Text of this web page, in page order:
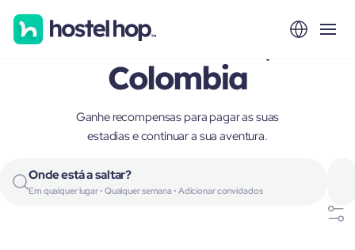
Villavicencio,
Colombia
Ganhe recompensas para pagar as suas
estadias e continuar a sua aventura.
Onde está a saltar?
Em qualquer lugar • Qualquer semana • Adicionar convidados